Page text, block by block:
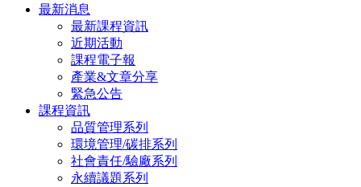
最新消息
最新課程資訊
近期活動
課程電子報
產業&文章分享
緊急公告
課程資訊
品質管理系列
環境管理/碳排系列
社會責任/驗廠系列
永續議題系列